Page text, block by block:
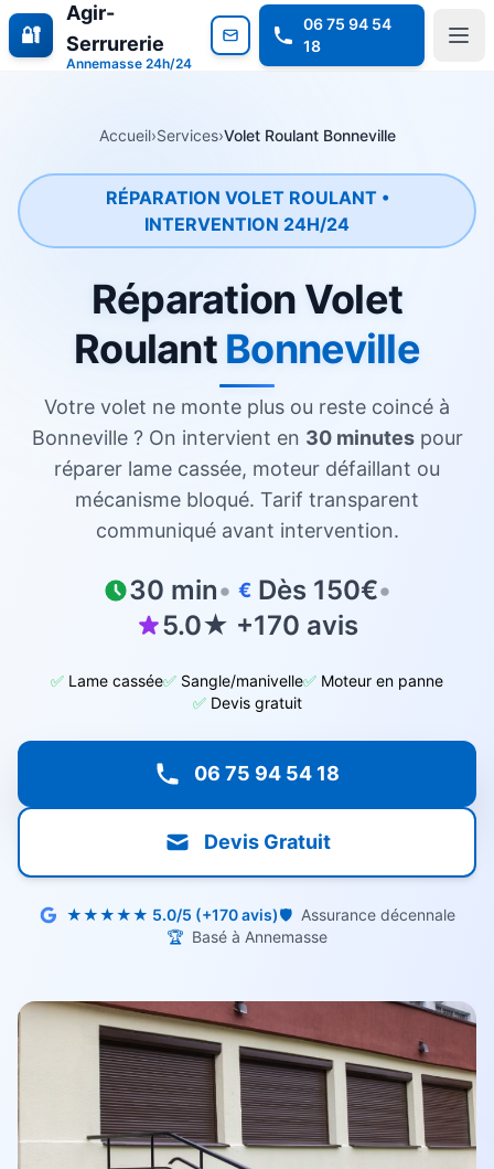
🔐
Agir-
Serrurerie
Annemasse 24h/24
06 75 94 54
18
Accueil›Services›Volet Roulant Bonneville
RÉPARATION VOLET ROULANT •
INTERVENTION 24H/24
Réparation Volet
Roulant Bonneville
Votre volet ne monte plus ou reste coincé à
Bonneville ? On intervient en 30 minutespour
réparer lame cassée, moteur défaillant ou
mécanisme bloqué. Tarif transparent
communiqué avant intervention.
30 min• € Dès 150€•
5.0★ +170 avis
✅ Lame cassée✅ Sangle/manivelle✅ Moteur en panne
✅ Devis gratuit
06 75 94 54 18
Devis Gratuit
★★★★★ 5.0/5 (+170 avis)🛡️ Assurance décennale
🏆 Basé à Annemasse